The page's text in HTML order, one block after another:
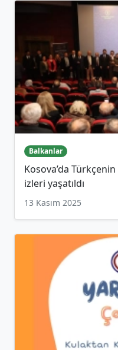
Balkanlar
Kosova’da
izleri yaşatıldı
13 Kasım 2025